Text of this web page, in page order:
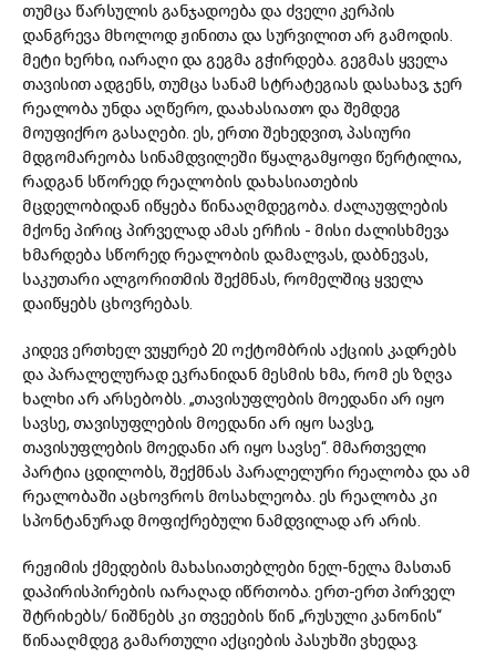
თუმცა წარსულის განჯადოება და ძველი კერპის
დანგრევა მხოლოდ ჟინითა და სურვილით არ გამოდის.
მეტი ხერხი, იარაღი და გეგმა გჭირდება. გეგმას ყველა
თავისით ადგენს, თუმცა სანამ სტრატეგიას დასახავ, ჯერ
რეალობა უნდა აღწერო, დაახასიათო და შემდეგ
მოუფიქრო გასაღები. ეს, ერთი შეხედვით, პასიური
მდგომარეობა სინამდვილეში წყალგამყოფი წერტილია,
რადგან სწორედ რეალობის დახასიათების
მცდელობიდან იწყება წინააღმდეგობა. ძალაუფლების
მქონე პირიც პირველად ამას ერჩის - მისი ძალისხმევა
ხმარდება სწორედ რეალობის დამალვას, დაბნევას,
საკუთარი ალგორითმის შექმნას, რომელშიც ყველა
დაიწყებს ცხოვრებას.
კიდევ ერთხელ ვუყურებ 20 ოქტომბრის აქციის კადრებს
და პარალელურად ეკრანიდან მესმის ხმა, რომ ეს ზღვა
ხალხი არ არსებობს. „თავისუფლების მოედანი არ იყო
სავსე, თავისუფლების მოედანი არ იყო სავსე,
თავისუფლების მოედანი არ იყო სავსე“. მმართველი
პარტია ცდილობს, შექმნას პარალელური რეალობა და ამ
რეალობაში აცხოვროს მოსახლეობა. ეს რეალობა კი
სპონტანურად მოფიქრებული ნამდვილად არ არის.
რეჟიმის ქმედების მახასიათებლები ნელ-ნელა მასთან
დაპირისპირების იარაღად იწრთობა. ერთ-ერთ პირველ
შტრიხებს/ ნიშნებს კი თვეების წინ „რუსული კანონის“
წინააღმდეგ გამართული აქციების პასუხში ვხედავ.